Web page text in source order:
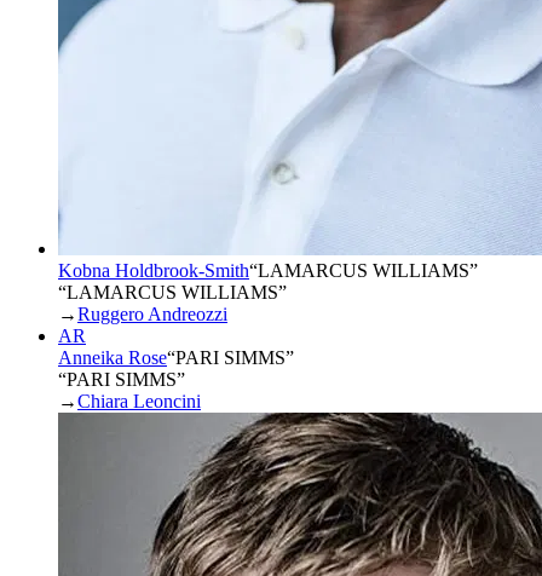
Kobna Holdbrook-Smith“LAMARCUS WILLIAMS”
“LAMARCUS WILLIAMS”
→Ruggero Andreozzi
AR
Anneika Rose“PARI SIMMS”
“PARI SIMMS”
→Chiara Leoncini